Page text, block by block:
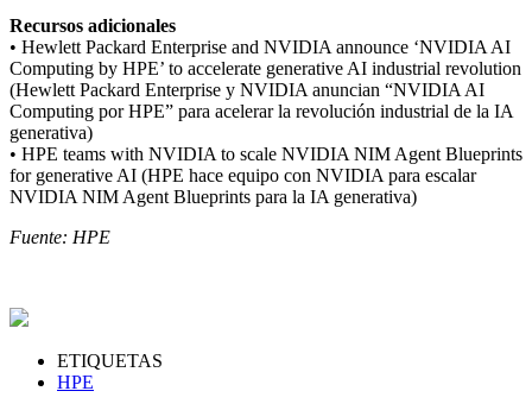
Recursos adicionales
• Hewlett Packard Enterprise and NVIDIA announce ‘NVIDIA AI
Computing by HPE’ to accelerate generative AI industrial revolution
(Hewlett Packard Enterprise y NVIDIA anuncian “NVIDIA AI
Computing por HPE” para acelerar la revolución industrial de la IA
generativa)
• HPE teams with NVIDIA to scale NVIDIA NIM Agent Blueprints
for generative AI (HPE hace equipo con NVIDIA para escalar
NVIDIA NIM Agent Blueprints para la IA generativa)
Fuente: HPE
ETIQUETAS
HPE